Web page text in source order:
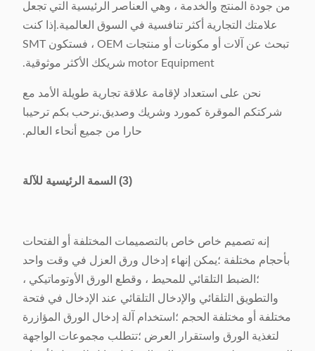
من جودة المنتج والخدمة ، وهي العناصر الرئيسية التي تجعل
علامتك التجارية أكثر تنافسية في السوق العالمية.إذا كنت
تبحث عن آلات أو مكونات أو منتجات OEM ، فستكون SMT
motor Equipment شريكك الأكثر موثوقية.
نحن على استعداد لإقامة علاقة تجارية طويلة الأمد مع
شركتكم الموقرة كمورد وشريك وصديق.نرحب بكم ترحيبا
حارا من جميع أنحاء العالم.
(3) السمة الرئيسية للآلة
إنه تصميم خاص خاص بالتصميمات المختلفة أو الفتحات
بأحجام مختلفة ؛يمكن إنهاء إدخال ورق العزل في وقت واحد
؛الضبط التلقائي للمحيط ، وقطع الورق الأوتوماتيكي ،
والتطويق التلقائي والإدخال التلقائي عند الإدخال في فتحة
مختلفة أو مختلفة الحجم ؛استخدام آلة إدخال الورق المؤازرة
لتغذية الورق واستقرار العرض ؛تتطلب مجموعات الواجهة